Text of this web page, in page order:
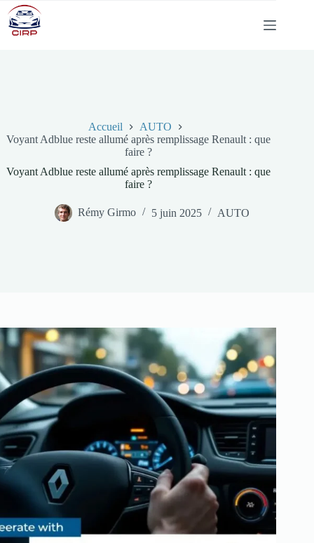
Passer
au
contenu
Accueil
AUTO
Voyant Adblue reste allumé après remplissage Renault : que
faire ?
Voyant Adblue reste allumé après remplissage Renault : que
faire ?
Rémy Girmo 5 juin 2025 AUTO